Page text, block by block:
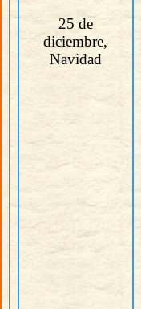
25 de
diciembre,
Navidad